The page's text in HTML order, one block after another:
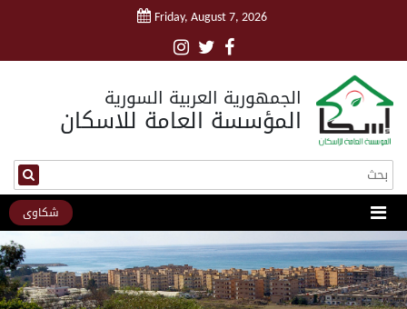
Friday, August 7, 2026
الجمهورية العربية السورية
المؤسسة العامة للاسكان
شكاوى